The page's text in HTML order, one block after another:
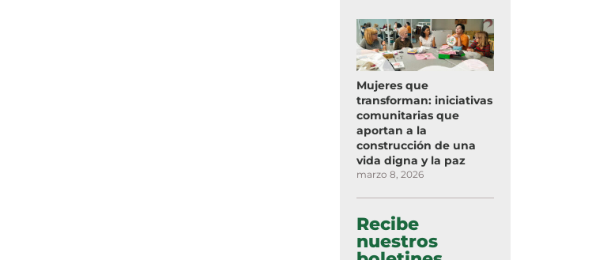
Mujeres que
transforman: iniciativas
comunitarias que
aportan a la
construcción de una
vida digna y la paz
marzo 8, 2026
Recibe
nuestros